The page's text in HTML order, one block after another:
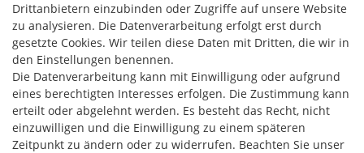
C2M COMMERCE GmbH
Hüttenheim 119
97348 Willanzheim
Mo-Fr: 09:00 - 14:00 Uhr
service@c2m-commerce.com
Persönlich:093 26 - 97 97 90
Drittanbietern einzubinden oder Zugriffe auf unsere Website
zu analysieren. Die Datenverarbeitung erfolgt erst durch
gesetzte Cookies. Wir teilen diese Daten mit Dritten, die wir in
den Einstellungen benennen.
Die Datenverarbeitung kann mit Einwilligung oder aufgrund
eines berechtigten Interesses erfolgen. Die Zustimmung kann
erteilt oder abgelehnt werden. Es besteht das Recht, nicht
einzuwilligen und die Einwilligung zu einem späteren
Zeitpunkt zu ändern oder zu widerrufen. Beachten Sie unser